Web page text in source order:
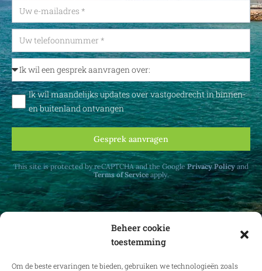
Beheer cookie
toestemming
Om de beste ervaringen te bieden, gebruiken we technologieën zoals
Ik wil maandelijks updates over vastgoedrecht in binnen-
en buitenland ontvangen
Gesprek aanvragen
This site is protected by reCAPTCHA and the GooglePrivacy Policyand
Terms of Serviceapply.
Ontvang maandelijks updates over
vastgoedrecht in binnen- en buitenland.